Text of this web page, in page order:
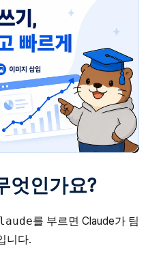
엇인가요?
를 부르면 Claude가 팀
니다.